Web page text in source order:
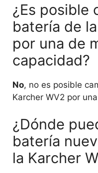
¿Es posible
batería de
por una de
capacidad?
No, no es posible
Karcher WV2 por
¿Dónde
batería
la Karcher